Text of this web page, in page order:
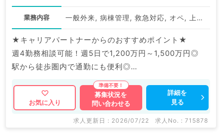
業務内容 一般外来, 病棟管理, 救急対応, オペ, 上部内視鏡検査（ＧＦ）, 下部内視鏡検査（ＣＦ）, その他
★キャリアパートナーからのおすすめポイント★
週4勤務相談可能！週5日で1,200万円～1,500万円◎
駅から徒歩圏内で通勤にも便利◎
マイナビDOCTORでは病院やクリニックなどの医療機
関求人はもちろんのこと、
掲載情報以外にも産業医等の企業系求人も多数扱ってい
お気に入り
募集状況を
問い合わせる
詳細を
見る
求人更新日 : 2026/07/22 求人No. : 715878